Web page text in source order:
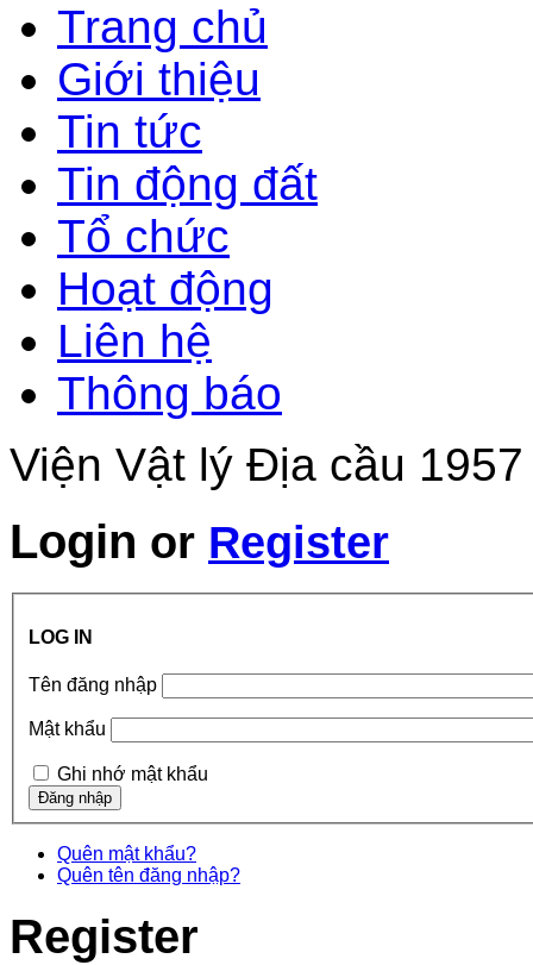
Trang chủ
Giới thiệu
Tin tức
Tin động đất
Tổ chức
Hoạt động
Liên hệ
Thông báo
Viện Vật lý Địa cầu
Login or Register
LOG IN
Tên đăng nhập
Mật khẩu
Ghi nhớ mật khẩu
Quên mật khẩu?
Quên tên đăng nhập?
Register